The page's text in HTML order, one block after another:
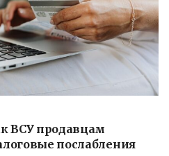
ВСУ продавцам
послабления